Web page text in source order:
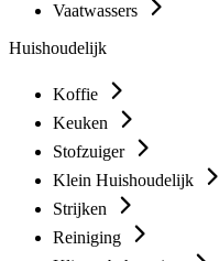
Vaatwassers
Huishoudelijk
Koffie
Keuken
Stofzuiger
Klein Huishoudelijk
Strijken
Reiniging